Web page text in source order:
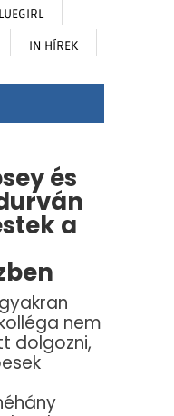
IN HÍREK
és
a
nem
dolgozni,